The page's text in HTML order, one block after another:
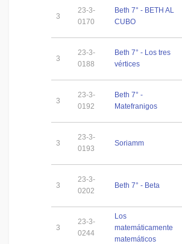
3
23-3-
0170
Beth 7° - BETH AL
CUBO
3
23-3-
0188
Beth 7° - Los tres
vértices
3
23-3-
0192
Beth 7° -
Matefranigos
3
23-3-
0193
Soriamm
3
23-3-
0202
Beth 7° - Beta
3
23-3-
0244
Los
matemáticamente
matemáticos